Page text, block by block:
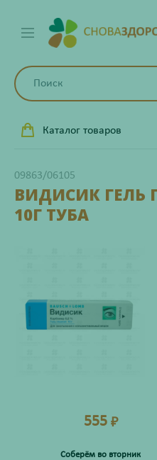
Каталог товаров
09863/06105
ВИДИСИК ГЕЛЬ
10Г ТУБА
555 ₽
Соберём во вторник